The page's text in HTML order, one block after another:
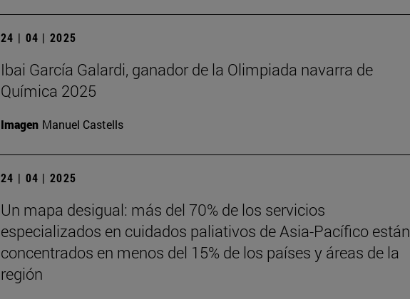
24 | 04 | 2025
Ibai García Galardi, ganador de la Olimpiada navarra de
Química 2025
Imagen Manuel Castells
24 | 04 | 2025
Un mapa desigual: más del 70% de los servicios
especializados en cuidados paliativos de Asia-Pacífico están
concentrados en menos del 15% de los países y áreas de la
región